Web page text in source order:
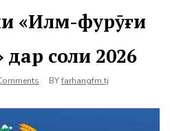
«Илм-фурӯғи
соли 2026
BYfarhangfm.tj